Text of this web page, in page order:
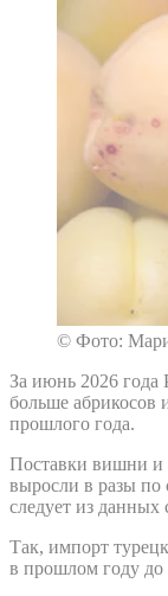
© Фото:
За июнь 2026 года
больше абрикосов
прошлого года.
Поставки вишни и
выросли в разы по
следует из данных
Так, импорт
в прошлом году